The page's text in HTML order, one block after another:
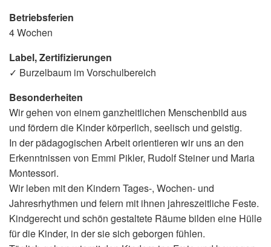
Betriebsferien
4 Wochen
Label, Zertifizierungen
✓ Burzelbaum im Vorschulbereich
Besonderheiten
Wir gehen von einem ganzheitlichen Menschenbild aus
und fördern die Kinder körperlich, seelisch und geistig.
In der pädagogischen Arbeit orientieren wir uns an den
Erkenntnissen von Emmi Pikler, Rudolf Steiner und Maria
Montessori.
Wir leben mit den Kindern Tages-, Wochen- und
Jahresrhythmen und feiern mit ihnen jahreszeitliche Feste.
Kindgerecht und schön gestaltete Räume bilden eine Hülle
für die Kinder, in der sie sich geborgen fühlen.